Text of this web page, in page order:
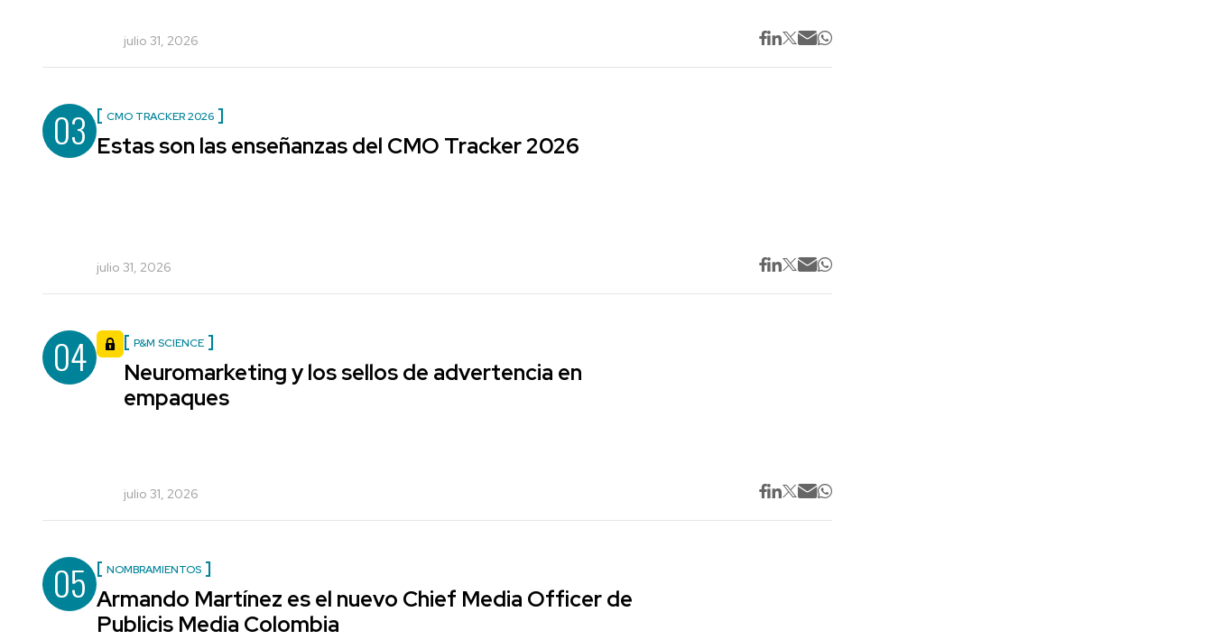
julio 31, 2026
03 CMO TRACKER 2026
Estas son las enseñanzas del CMO Tracker 2026
julio 31, 2026
04 P&M SCIENCE
Neuromarketing y los sellos de advertencia en
empaques
julio 31, 2026
05 NOMBRAMIENTOS
Armando Martínez es el nuevo Chief Media Officer de
Publicis Media Colombia